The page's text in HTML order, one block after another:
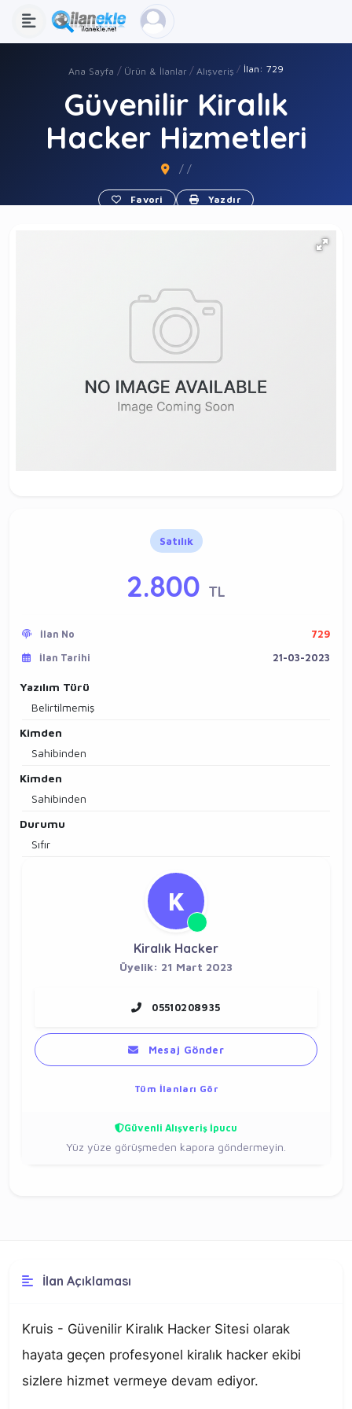
Ana Sayfa Ürün & İlanlar Alışveriş İlan: 729
Güvenilir Kiralık
Hacker Hizmetleri
/ /
Favori Yazdır
Satılık
2.800 TL
İlan No
729
İlan Tarihi
21-03-2023
Yazılım Türü
Belirtilmemiş
Kimden
Sahibinden
Kimden
Sahibinden
Durumu
Sıfır
K
Kiralık Hacker
Üyelik: 21 Mart 2023
05510208935
Mesaj Gönder
Tüm İlanları Gör
Güvenli Alışveriş İpucu
Yüz yüze görüşmeden kapora göndermeyin.
İlan Açıklaması
Kruis - Güvenilir Kiralık Hacker Sitesi olarak
hayata geçen profesyonel kiralık hacker ekibi
sizlere hizmet vermeye devam ediyor.